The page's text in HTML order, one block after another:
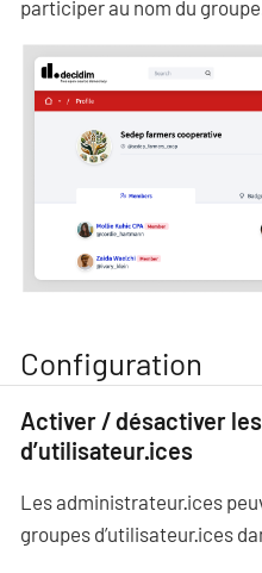
participer au nom du groupe.
Configuration
Activer / désactiver
d’utilisateur·ices
Les administrateur·ices
groupes d’utilisateur·ices